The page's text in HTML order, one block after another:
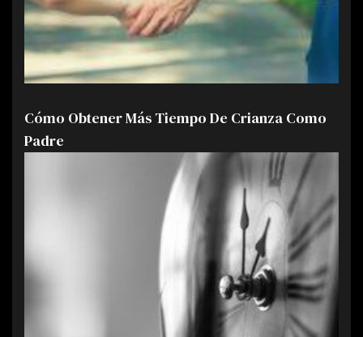
Cómo Obtener Más Tiempo De Crianza Como
Padre